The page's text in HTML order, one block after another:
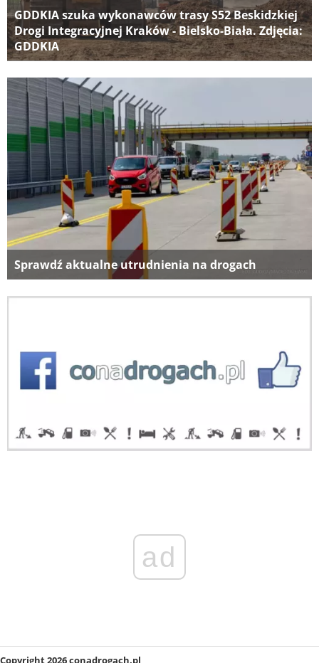
GDDKIA szuka wykonawców trasy S52 Beskidzkiej
Drogi Integracyjnej Kraków - Bielsko-Biała. Zdjęcia:
GDDKIA
Sprawdź aktualne utrudnienia na drogach
ad
Copyright 2026 conadrogach.pl